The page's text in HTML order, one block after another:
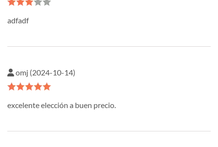
adfadf
omj (2024-10-14)
excelente elección a buen precio.